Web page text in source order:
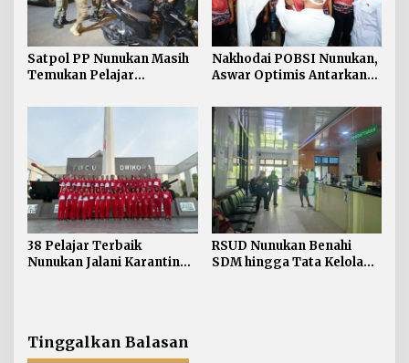
Satpol PP Nunukan Masih
Temukan Pelajar
Nakhodai POBSI Nunukan,
Aswar Optimis Antarkan
38 Pelajar Terbaik
Nunukan Jalani Karantina,
RSUD Nunukan Benahi
SDM hingga Tata Kelola
Tinggalkan Balasan